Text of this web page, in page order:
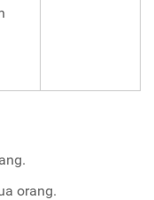
orang.